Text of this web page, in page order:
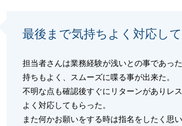
最後まで気持ちよく対応し
担当者さんは業務経験が浅いとの事であっ
持ちもよく、スムーズに喋る事が出来た。
不明な点も確認後すぐにリターンがありレ
よく対応してもらった。
また何かお願いをする時は指名をしたく思い